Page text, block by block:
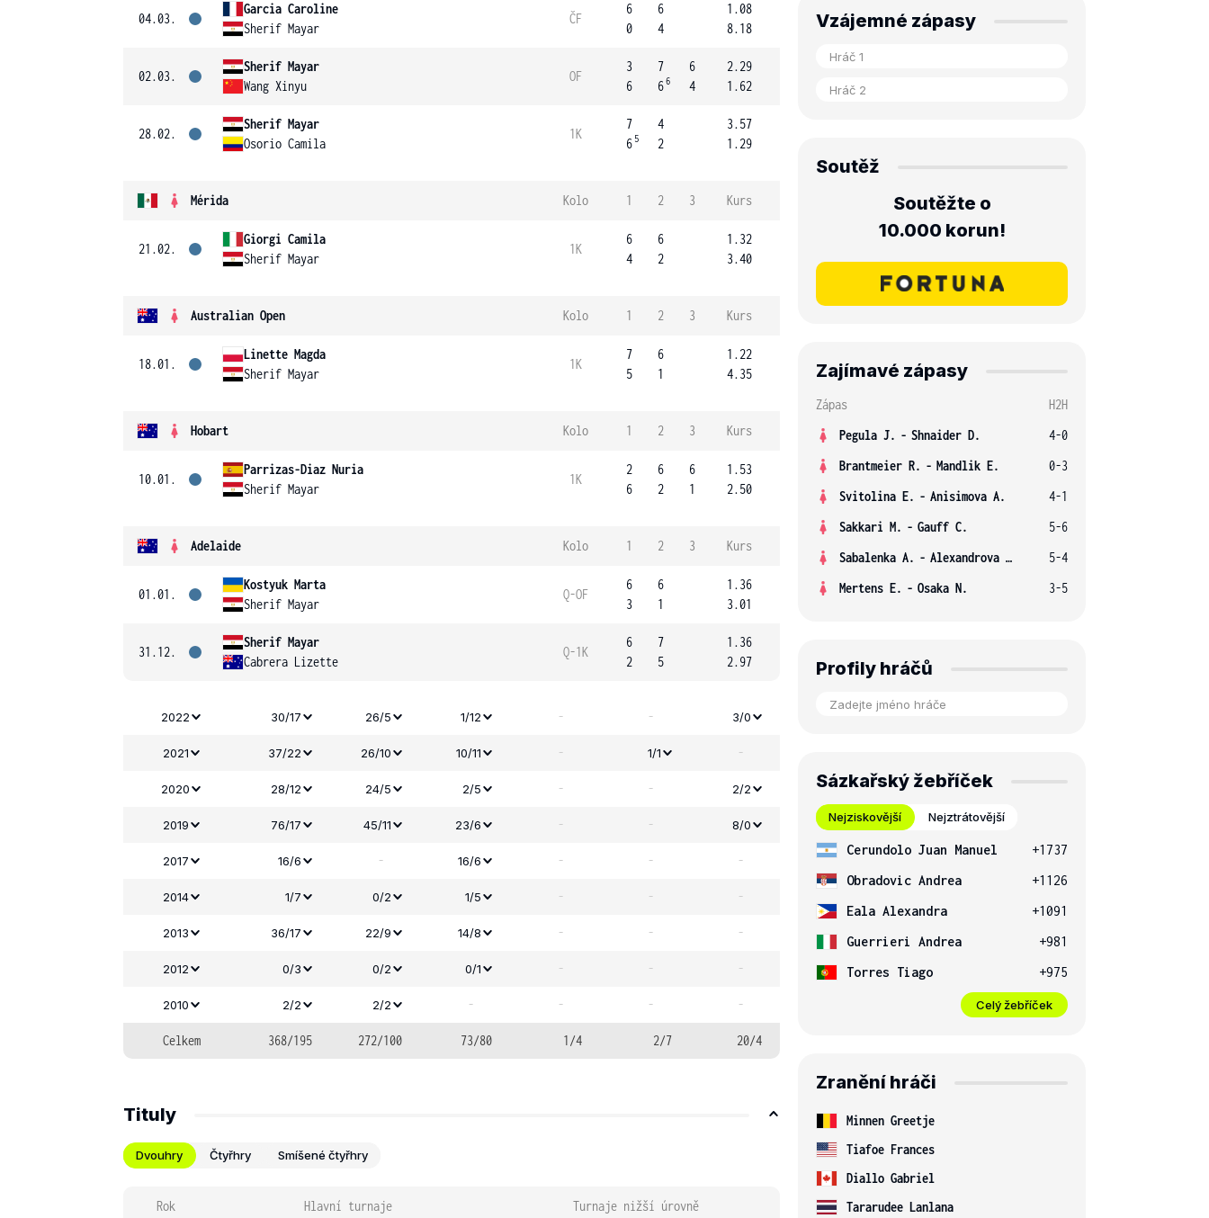
04.03.
Garcia Caroline
Sherif Mayar
ČF
6
0
6
4
1.08
8.18
02.03.
Sherif Mayar
Wang Xinyu
OF
3
6
7
66
6
4
2.29
1.62
28.02.
Sherif Mayar
Osorio Camila
1K
7
6 5
4
2
3.57
1.29
Mérida Kolo 1 2 3 Kurs
21.02.
Giorgi Camila
Sherif Mayar
1K
6
4
6
2
1.32
3.40
Australian Open Kolo 1 2 3 Kurs
18.01.
Linette Magda
Sherif Mayar
1K
7
5
6
1
1.22
4.35
Hobart Kolo 1 2 3 Kurs
10.01.
Parrizas-Diaz Nuria
Sherif Mayar
1K
2
6
6
2
6
1
1.53
2.50
Adelaide Kolo 1 2 3 Kurs
01.01.
Kostyuk Marta
Sherif Mayar
Q-OF
6
3
6
1
1.36
3.01
31.12.
Sherif Mayar
Cabrera Lizette
Q-1K
6
2
7
5
1.36
2.97
2022 30/17 26/5 1/12 - - 3/0
2021 37/22 26/10 10/11 - 1/1 -
2020 28/12 24/5 2/5 - - 2/2
2019 76/17 45/11 23/6 - - 8/0
2017 16/6 - 16/6 - - -
2014 1/7 0/2 1/5 - - -
2013 36/17 22/9 14/8 - - -
2012 0/3 0/2 0/1 - - -
2010 2/2 2/2 - - - -
Celkem 368/195 272/100 73/80 1/4 2/7 20/4
Tituly
Dvouhry Čtyřhry Smíšené čtyřhry
Rok Hlavní turnaje Turnaje nižší úrovně
Vzájemné zápasy
Soutěž
Soutěžte o
10.000 korun!
Zajímavé zápasy
Zápas
H2H
Pegula J. - Shnaider D.
4-0
Brantmeier R. - Mandlik E.
0-3
Svitolina E. - Anisimova A.
4-1
Sakkari M. - Gauff C.
5-6
Sabalenka A. - Alexandrova E.
5-4
Mertens E. - Osaka N. 3-5
Profily hráčů
Sázkařský žebříček
Nejziskovější Nejztrátovější
Cerundolo Juan Manuel
+1737
Obradovic Andrea
+1126
Eala Alexandra
+1091
Guerrieri Andrea
+981
Torres Tiago
+975
Celý žebříček
Zranění hráči
Minnen Greetje
Tiafoe Frances
Diallo Gabriel
Tararudee Lanlana